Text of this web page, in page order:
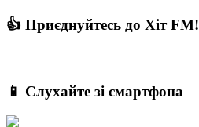
👍 Приєднуйтесь до Хіт FM!
📱 Слухайте зі смартфона